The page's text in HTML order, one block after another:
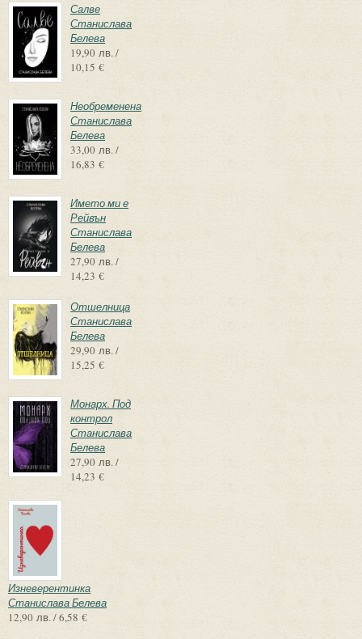
Салве
Станислава
Белева
19,90 лв. /
10,15 €
Необременена
Станислава
Белева
33,00 лв. /
16,83 €
Името ми е
Рейвън
Станислава
Белева
27,90 лв. /
14,23 €
Отшелница
Станислава
Белева
29,90 лв. /
15,25 €
Монарх. Под
контрол
Станислава
Белева
27,90 лв. /
14,23 €
Изневерентинка
Станислава Белева
12,90 лв. / 6,58 €